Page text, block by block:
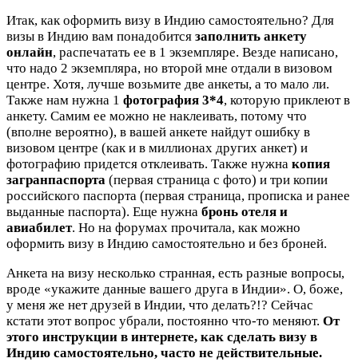
Итак, как оформить визу в Индию самостоятельно? Для
визы в Индию вам понадобится заполнить анкету
онлайн, распечатать ее в 1 экземпляре. Везде написано,
что надо 2 экземпляра, но второй мне отдали в визовом
центре. Хотя, лучше возьмите две анкеты, а то мало ли.
Также нам нужна 1 фотография 3*4, которую приклеют в
анкету. Самим ее можно не наклеивать, потому что
(вполне вероятно), в вашей анкете найдут ошибку в
визовом центре (как и в миллионах других анкет) и
фотографию придется отклеивать. Также нужна копия
загранпаспорта (первая страница с фото) и три копии
российского паспорта (первая страница, прописка и ранее
выданные паспорта). Еще нужна бронь отеля и
авиабилет. Но на форумах прочитала, как можно
оформить визу в Индию самостоятельно и без броней.
Анкета на визу несколько странная, есть разные вопросы,
вроде «укажите данные вашего друга в Индии». О, боже,
у меня же нет друзей в Индии, что делать?!? Сейчас
кстати этот вопрос убрали, постоянно что-то меняют. От
этого инструкции в интернете, как сделать визу в
Индию самостоятельно, часто не действительные.